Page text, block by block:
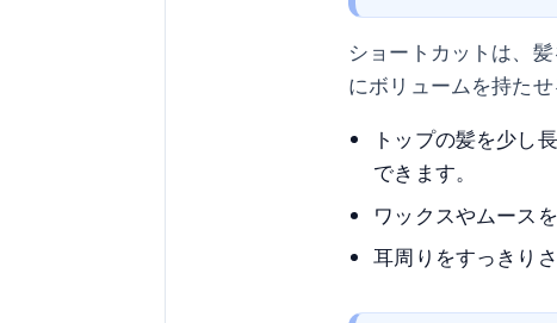
ショートカットは、
にボリュームを持た
トップの髪を少し
できます。
ワックスやムース
耳周りをすっきり